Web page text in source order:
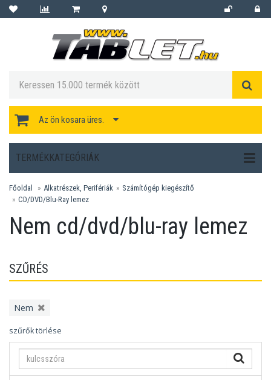
Az ön kosara üres.
TERMÉKKATEGÓRIÁK
Főoldal Alkatrészek, Perifériák
Számítógép kiegészítő
CD/DVD/Blu-Ray lemez
Nem cd/dvd/blu-ray lemez
SZŰRÉS
Nem
szűrők törlése